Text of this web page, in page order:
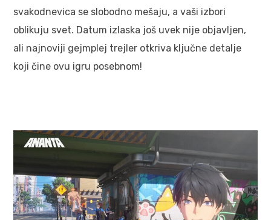
svakodnevica se slobodno mešaju, a vaši izbori
oblikuju svet. Datum izlaska još uvek nije objavljen,
ali najnoviji gejmplej trejler otkriva ključne detalje
koji čine ovu igru posebnom!